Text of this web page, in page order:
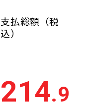
支払総額 （税
込）
214.9